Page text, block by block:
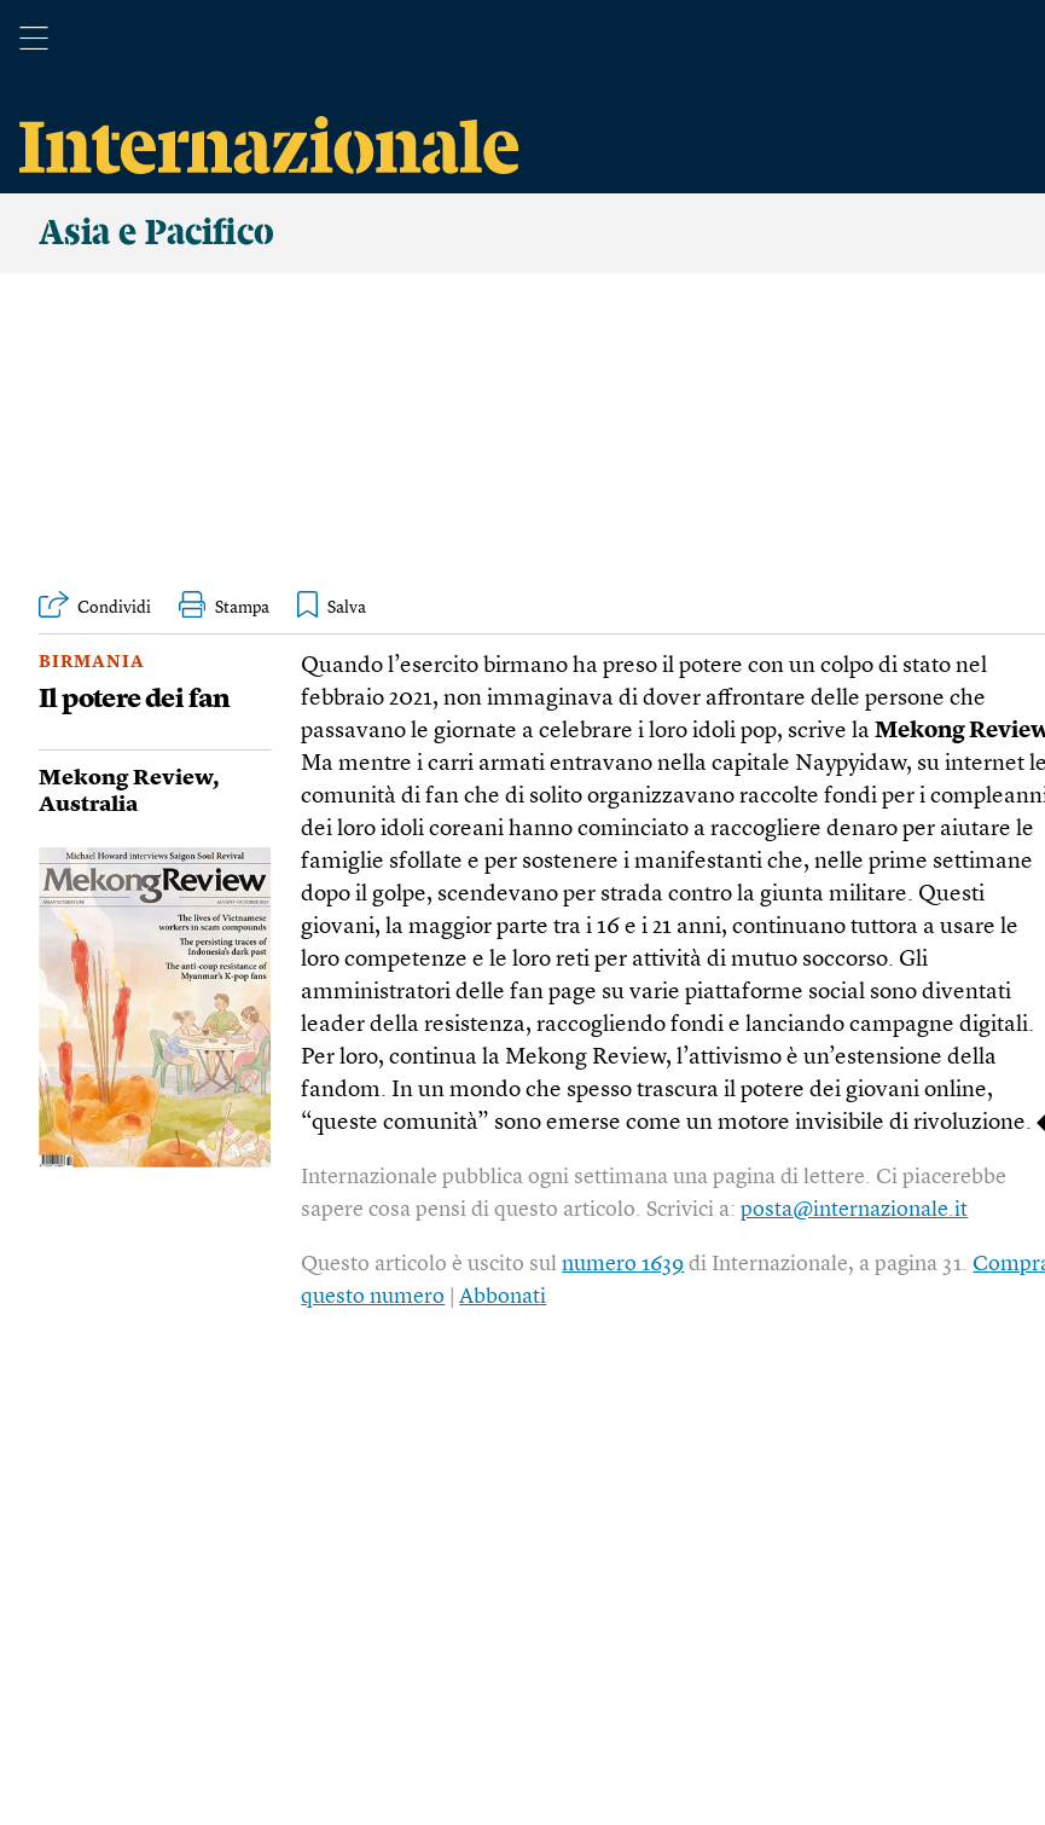
Asia e Pacifico
Condividi Stampa
BIRMANIA
Il potere dei fan
Mekong Review,
Australia
Quando l’esercito birmano ha preso il potere con un colpo di stato nel
febbraio 2021, non immaginava di dover affrontare delle persone che
passavano le giornate a celebrare i loro idoli pop, scrive laMekong
Ma mentre i carri armati entravano nella capitale Naypyidaw, su internet le
comunità di fan che di solito organizzavano raccolte fondi per i
dei loro idoli coreani hanno cominciato a raccogliere denaro per aiutare le
famiglie sfollate e per sostenere i manifestanti che, nelle prime settimane
dopo il golpe, scendevano per strada contro la giunta militare. Questi
giovani, la maggior parte tra i 16 e i 21 anni, continuano tuttora a usare le
loro competenze e le loro reti per attività di mutuo soccorso. Gli
amministratori delle fan page su varie piattaforme social sono diventati
leader della resistenza, raccogliendo fondi e lanciando campagne digitali.
Per loro, continua la Mekong Review, l’attivismo è un’estensione della
fandom. In un mondo che spesso trascura il potere dei giovani online,
“queste comunità” sono emerse come un motore invisibile di rivoluzione.
Internazionale pubblica ogni settimana una pagina di lettere. Ci piacerebbe
sapere cosa pensi di questo articolo. Scrivici a:posta@internazionale.it
Questo articolo è uscito sulnumero 1639 di Internazionale, a pagina 31.
questo numero |Abbonati